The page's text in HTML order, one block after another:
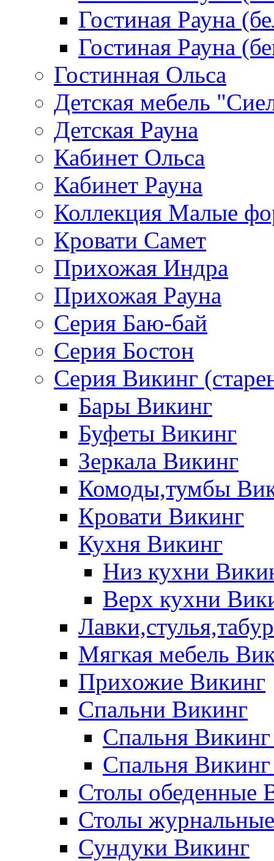
Гостиная Рауна
Гостиная Рауна
Гостинная Ольса
Детская мебель
Детская Рауна
Кабинет Ольса
Кабинет Рауна
Коллекция Малые
Кровати Самет
Прихожая Индра
Прихожая Рауна
Серия Баю-бай
Серия Бостон
Серия Викинг
Бары Викинг
Буфеты Викинг
Зеркала Викинг
Комоды,тумбы
Кровати Викинг
Кухня Викинг
Низ кухни
Верх кухни
Мягкая мебель
Прихожие Викинг
Спальни Викинг
Спальня
Спальня
Столы обеденные
Столы
Сундуки Викинг